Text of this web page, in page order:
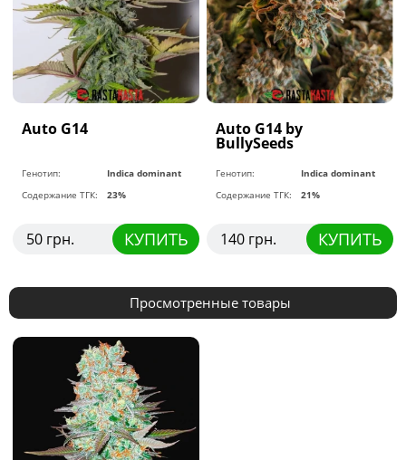
Auto G14
Генотип:
Indica dominant
Содержание ТГК:
23%
50 грн. КУПИТЬ
Auto G14 by
BullySeeds
Генотип:
Indica dominant
Содержание ТГК:
21%
140 грн. КУПИТЬ
Просмотренные товары